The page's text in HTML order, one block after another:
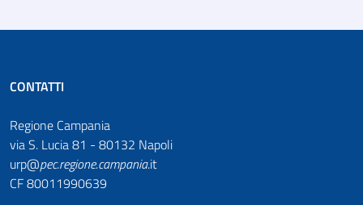
CONTATTI
Regione Campania
via S. Lucia 81 - 80132 Napoli
urp@pec.regione.campania.it
CF 80011990639